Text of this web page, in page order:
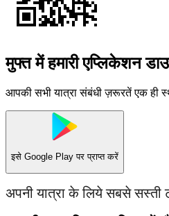
मुफ्त में हमारी एप्लिकेशन
आपकी सभी यात्रा संबंधी ज़रूरतें एक ही
इसे Google Play पर प्राप्त करें
अपनी यात्रा के लिये सबसे सस्ती